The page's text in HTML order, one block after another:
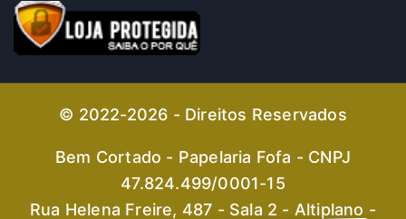
© 2022-2026 - Direitos Reservados
Bem Cortado - Papelaria Fofa - CNPJ
47.824.499/0001-15
Rua Helena Freire, 487 - Sala 2 - Altiplano -